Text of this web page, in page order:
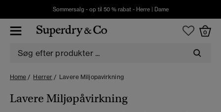
Sommersalg - op til 50 % rabat - Herre| Dame
0
Home Herrer Lavere Miljopavirkning
Lavere Miljøpåvirkning